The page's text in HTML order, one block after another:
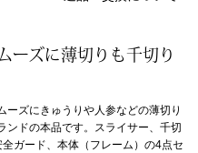
スーツケース
ーズに薄切りも千切り
ズにきゅうりや人参などの薄切り
ンドの本品です。スライサー、千切
ガード、本体（フレーム）の4点セ